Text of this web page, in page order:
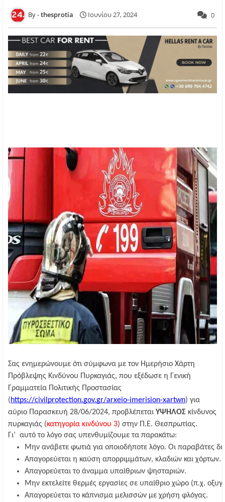
thesprotia Ιουνίου 27, 2024 0
Σας ενημερώνουμε ότι σύμφωνα με τον Ημερήσιο Χάρτη
Πρόβλεψης Κινδύνου Πυρκαγιάς, που εξέδωσε η Γενική
Γραμματεία Πολιτικής Προστασίας
(https://civilprotection.gov.gr/arxeio-imerision-xartwn) για
αύριο Παρασκευή 28/06/2024, προβλέπεται ΥΨΗΛΟΣ κίνδυνος
πυρκαγιάς (κατηγορία κινδύνου 3) στην Π.Ε. Θεσπρωτίας.
Γι’ αυτό το λόγο σας υπενθυμίζουμε τα παρακάτω:
Μην ανάβετε φωτιά για οποιοδήποτε λόγο. Οι παραβάτες
Απαγορεύεται η καύση απορριμμάτων, κλαδιών και χόρτων.
Απαγορεύεται το άναμμα υπαίθριων ψησταριών.
Μην εκτελείτε θερμές εργασίες σε υπαίθριο χώρο (π.χ.
Απαγορεύεται το κάπνισμα μελισσών με χρήση φλόγας.